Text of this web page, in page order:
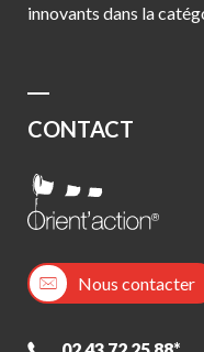
innovants dans la
CONTACT
Nous contacter